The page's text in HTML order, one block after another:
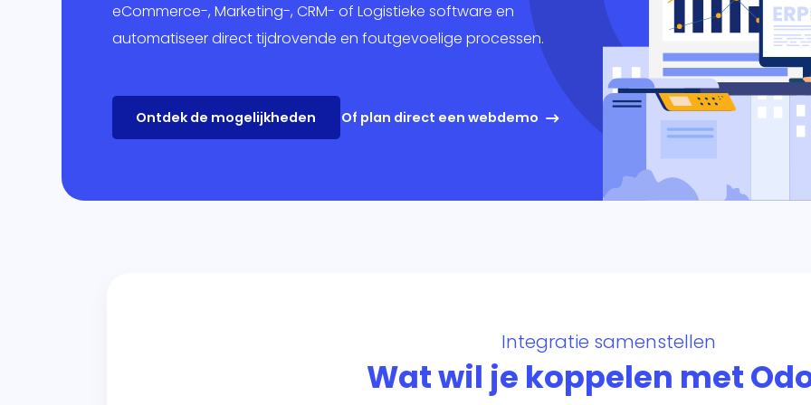
Marketing
eCommerce-, Marketing-, CRM- of Logistieke software en
automatiseer direct tijdrovende en foutgevoelige processen.
Ontdek de mogelijkheden Of plan direct een webdemo
Integratie samenstellen
Wat wil je koppelen met